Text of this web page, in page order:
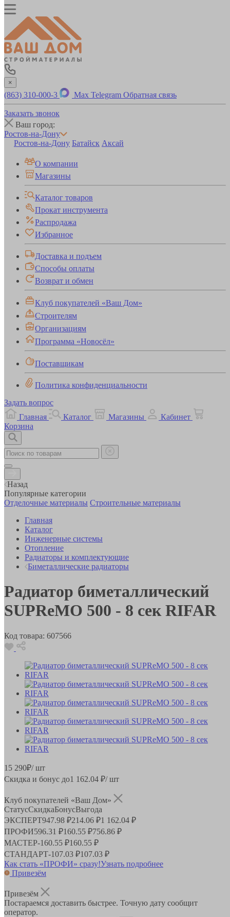
×
(863) 310-000-3 Max Telegram Обратная связь
Заказать звонок
Ваш город:
Ростов-на-Дону
Ростов-на-Дону Батайск Аксай
О компании
Магазины
Каталог товаров
Прокат инструмента
Распродажа
Избранное
Доставка и подъем
Способы оплаты
Возврат и обмен
Клуб покупателей «Ваш Дом»
Строителям
Организациям
Программа «Новосёл»
Поставщикам
Политика конфиденциальности
Задать вопрос
Главная
Каталог Магазины
Кабинет
Корзина
Назад
Популярные категории
Отделочные материалы Строительные материалы
Главная
Каталог
Инженерные системы
Отопление
Радиаторы и комплектующие
Биметаллические радиаторы
Радиатор биметаллический
SUPReMO 500 - 8 сек RIFAR
Код товара: 607566
15 290₽/ шт
Скидка и бонус до1 162.04 ₽/ шт
Клуб покупателей «Ваш Дом»
СтатусСкидкаБонусВыгода
ЭКСПЕРТ947.98 ₽214.06 ₽1 162.04 ₽
ПРОФИ596.31 ₽160.55 ₽756.86 ₽
МАСТЕР-160.55 ₽160.55 ₽
СТАНДАРТ-107.03 ₽107.03 ₽
Как стать «ПРОФИ» сразу!Узнать подробнее
Привезём
Привезём
Постараемся доставить быстрее. Точную дату сообщит
оператор.